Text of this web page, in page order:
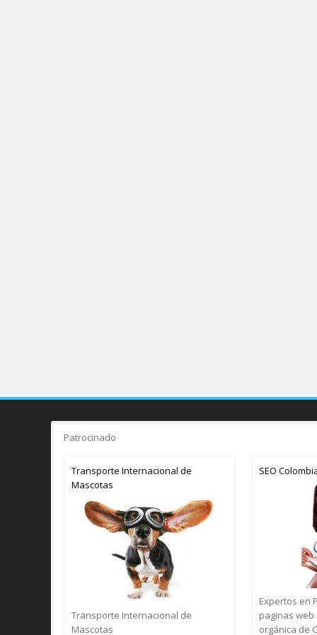
Patrocinado
Transporte Internacional de
Mascotas
Transporte Internacional de
Mascotas
SEO
Expertos en
paginas
orgánica de